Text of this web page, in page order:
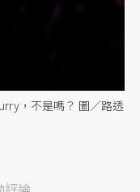
，不是嗎？ 圖／路透